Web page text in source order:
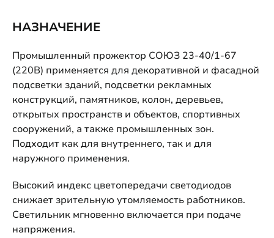
НАЗНАЧЕНИЕ
Промышленный прожектор СОЮЗ 23-40/1-67
(220В) применяется для декоративной и фасадной
подсветки зданий, подсветки рекламных
конструкций, памятников, колон, деревьев,
открытых пространств и объектов, спортивных
сооружений, а также промышленных зон.
Подходит как для внутреннего, так и для
наружного применения.
Высокий индекс цветопередачи светодиодов
снижает зрительную утомляемость работников.
Светильник мгновенно включается при подаче
напряжения.